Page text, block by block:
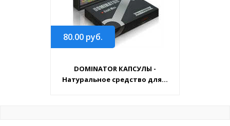
80.00 руб.
DOMINATOR КАПСУЛЫ -
Натуральное средство для...